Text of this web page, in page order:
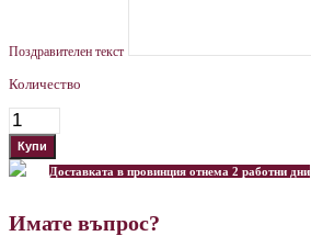
Поздравителен текст
Количество
Доставката в провинция отнема 2 работни дни
Имате въпрос?